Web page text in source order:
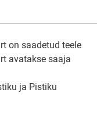
on saadetud teele
avatakse saaja
ja Pistiku